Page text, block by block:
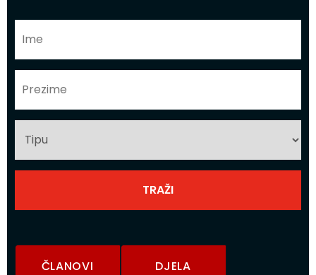
ČLANOVI DJELA